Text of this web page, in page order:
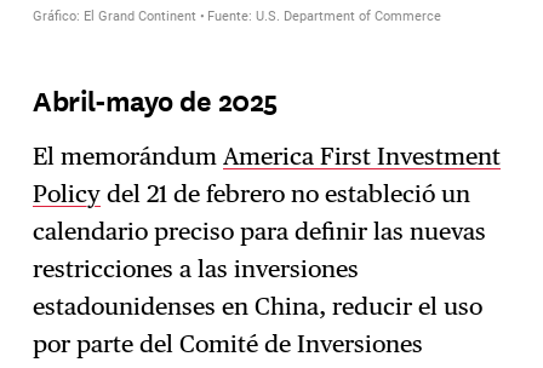
Abril-mayo de 2025
El memorándumAmerica First Investment
Policy del 21 de febrero no estableció un
calendario preciso para definir las nuevas
restricciones a las inversiones
estadounidenses en China, reducir el uso
por parte del Comité de Inversiones